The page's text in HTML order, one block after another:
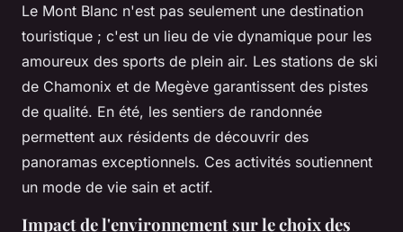
Le Mont Blanc n'est pas seulement une destination
touristique ; c'est un lieu de vie dynamique pour les
amoureux des sports de plein air. Les stations de ski
de Chamonix et de Megève garantissent des pistes
de qualité. En été, les sentiers de randonnée
permettent aux résidents de découvrir des
panoramas exceptionnels. Ces activités soutiennent
un mode de vie sain et actif.
Impact de l'environnement sur le choix des